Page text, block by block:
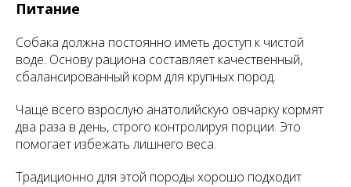
Питание
Собака должна постоянно иметь доступ к чистой
воде. Основу рациона составляет качественный,
сбалансированный корм для крупных пород.
Чаще всего взрослую анатолийскую овчарку кормят
два раза в день, строго контролируя порции. Это
помогает избежать лишнего веса.
Традиционно для этой породы хорошо подходит